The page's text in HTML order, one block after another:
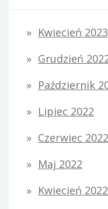
Kwiecień 2023
Grudzień
Październik
Lipiec 2022
Czerwiec 2022
Maj 2022
Kwiecień 2022